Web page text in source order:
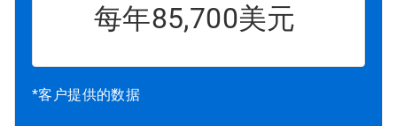
每年85,700美元
*客户提供的数据